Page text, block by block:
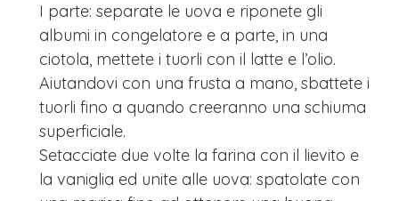
I parte: separate le uova e riponete gli
albumi in congelatore e a parte, in una
ciotola, mettete i tuorli con il latte e l’olio.
Aiutandovi con una frusta a mano, sbattete i
tuorli fino a quando creeranno una schiuma
superficiale.
Setacciate due volte la farina con il lievito e
la vaniglia ed unite alle uova: spatolate con